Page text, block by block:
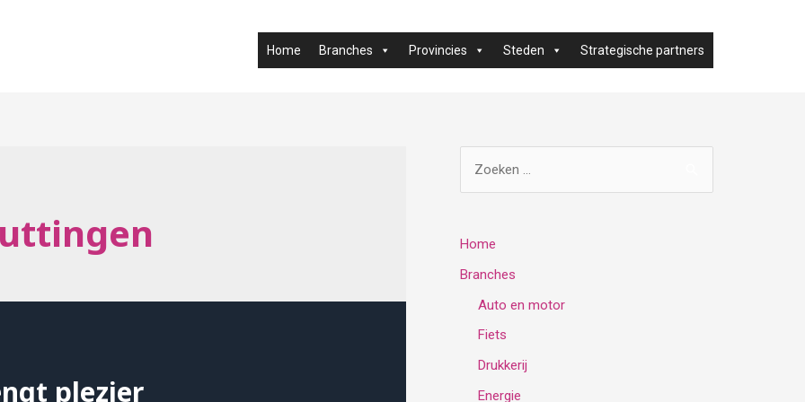
Home Branches Provincies Steden Strategische partners
plezier
k
e
Home
Branches
Auto en motor
Fiets
Drukkerij
Energie